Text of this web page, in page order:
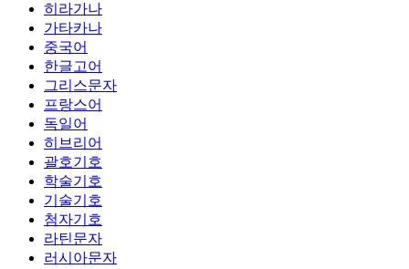
히라가나
가타카나
중국어
한글고어
그리스문자
프랑스어
독일어
히브리어
괄호기호
학술기호
기술기호
첨자기호
라틴문자
러시아문자